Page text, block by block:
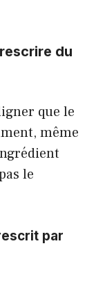
du
que le
même
le
par